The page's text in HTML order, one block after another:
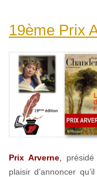
19ème Prix
Prix Arverne,
plaisir d’annoncer